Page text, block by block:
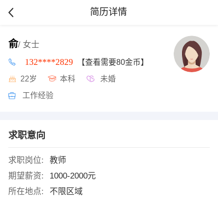
简历详情
俞/ 女士
132****2829 【查看需要80金币】
22岁 本科 未婚
工作经验
求职意向
求职岗位:
教师
期望薪资:
1000-2000元
所在地点:
不限区域